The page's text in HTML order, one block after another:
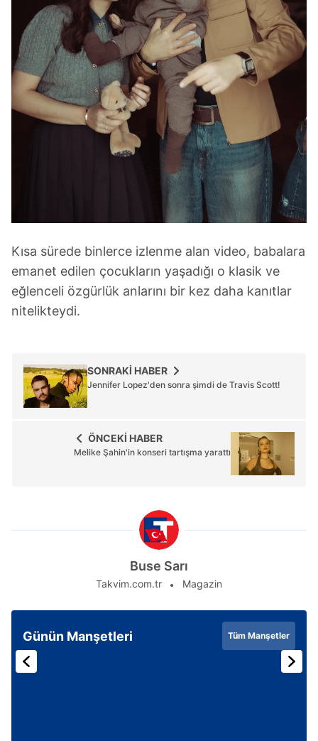
Kısa sürede binlerce izlenme alan video, babalara
emanet edilen çocukların yaşadığı o klasik ve
eğlenceli özgürlük anlarını bir kez daha kanıtlar
nitelikteydi.
SONRAKİ HABER
Jennifer Lopez'den sonra şimdi de Travis Scott!
ÖNCEKİ HABER
Melike Şahin'in konseri tartışma yarattı
Buse Sarı
Takvim.com.tr Magazin
Günün Manşetleri Tüm Manşetler